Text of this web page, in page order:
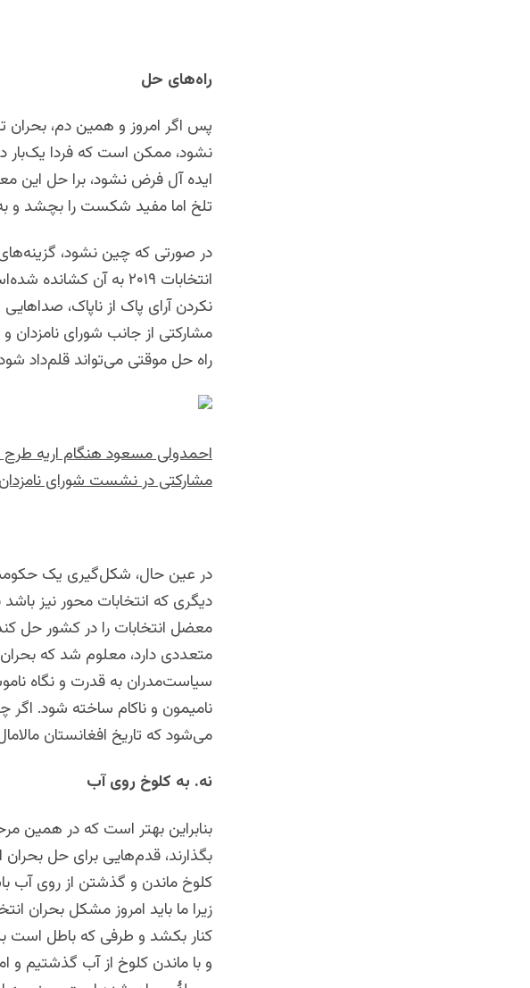
راه‌های حل
نشود، ممکن است که فردا یک‌بار
ایده آل فرض نشود، برا حل این
تلخ اما مفید شکست را بچشد و
انتخابات ۲۰۱۹ به آن
نکردن آرای پاک از ناپاک،
مشارکتی از جانب شورای نامزدان
راه حل موقتی می‌تواند قلم‌داد
احمدولی مسعود هنگام اریه
مشارکتی در نشست شورای نامزدان
در عین حال، شکل‌گیری یک
دیگری که انتخابات محور نیز
معضل انتخابات را در کشور حل
متعددی دارد، معلوم شد که
سیاست‌مدران به قدرت و نگاه
نامیمون و ناکام ساخته شود.
می‌شود که تاریخ افغانستان
نه. به کلوخ روی آب
بنابراین بهتر است که در همین
بگذارند، قدم‌هایی برای حل بحران
کلوخ ماندن و گذشتن از روی آب
زیرا ما باید امروز مشکل بحران
و با ماندن کلوخ از آب گذشتیم و